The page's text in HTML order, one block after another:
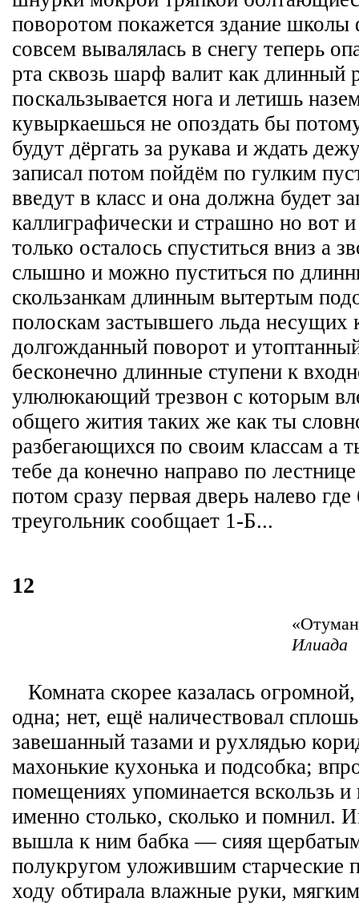
поворотом покажется здание
совсем вывалялась в снегу теперь
рта сквозь шарф валит как длинный
поскальзывается нога и летишь
кувыркаешься не опоздать бы
будут дёргать за рукава и ждать
записал потом пойдём по гулким
введут в класс и она должна будет
каллиграфически и страшно но вот и
только осталось спуститься вниз а
слышно и можно пуститься по
скользанкам длинным вытертым
полоскам застывшего льда несущих
долгожданный поворот и
бесконечно длинные ступени к
улюлюкающий трезвон с которым
общего жития таких же как ты
разбегающихся по своим классам а
тебе да конечно направо по
потом сразу первая дверь налево
треугольник сообщает 1-Б...
12
Илиада
Комната скорее казалась
одна; нет, ещё наличествовал
завешанный тазами и рухлядью
махонькие кухонька и подсобка;
помещениях упоминается вскользь и
именно столько, сколько и помнил.
вышла к ним бабка — сияя
полукругом уложившим старческие
ходу обтирала влажные руки,